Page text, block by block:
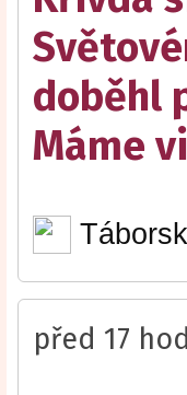
doběhl
Máme
před 17